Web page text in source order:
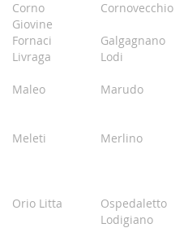
Corno
Giovine
Cornovecchio
Fornaci
Galgagnano
Livraga
Lodi
Maleo
Marudo
Meleti
Merlino
Orio Litta
Ospedaletto
Lodigiano